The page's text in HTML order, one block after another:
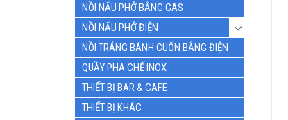
NỒI NẤU PHỞ BẰNG GAS
NỒI NẤU PHỞ ĐIỆN
NỒI TRÁNG BÁNH CUỐN BẰNG ĐIỆN
QUẦY PHA CHẾ INOX
THIẾT BỊ BAR & CAFE
THIẾT BỊ KHÁC